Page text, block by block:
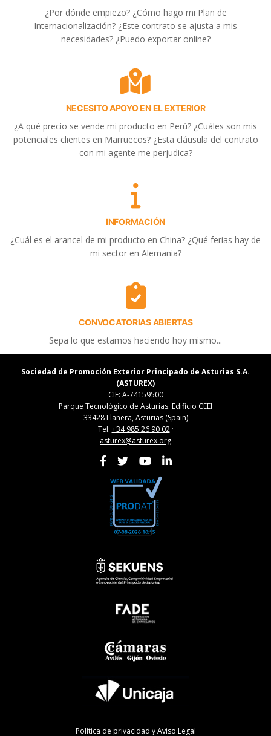
¿Por dónde empiezo? ¿Cómo hago mi Plan de
Internacionalización? ¿Este contrato se ajusta a mis
necesidades? ¿Puedo exportar online?
NECESITO APOYO EN EL EXTERIOR
¿A qué precio se vende mi producto en Perú? ¿Cuáles son mis
potenciales clientes en Marruecos? ¿Esta cláusula del contrato
con mi agente me perjudica?
INFORMACIÓN
¿Cuál es el arancel de mi producto en China? ¿Qué ferias hay de
mi sector en Alemania?
CONVOCATORIAS ABIERTAS
Sepa lo que estamos haciendo hoy mismo...
Sociedad de Promoción Exterior Principado de Asturias S.A.
(ASTUREX)
CIF: A-74159500
Parque Tecnológico de Asturias. Edificio CEEI
33428 Llanera, Asturias (Spain)
Tel. +34 985 26 90 02·
asturex@asturex.org
Política de privacidad y Aviso Legal